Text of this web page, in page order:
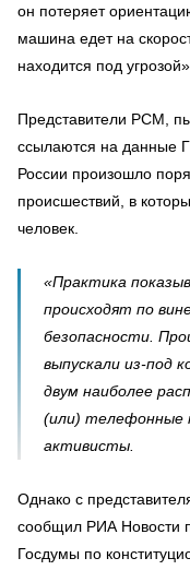
он потеряет
машина едет на
находится под
Представители РСМ,
ссылаются на данные
России произошло
происшествий, в
человек.
«Практика
происходят по
безопасности.
выпускали из-под
двум наиболее
(или) телефонные
активисты.
Однако с
сообщил РИА Новости
Госдумы по